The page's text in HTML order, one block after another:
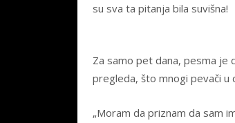
su sva ta pitanja bila suvišna!
Za samo pet dana, pesma je
pregleda, što mnogi pevači u
„Moram da priznam da sam